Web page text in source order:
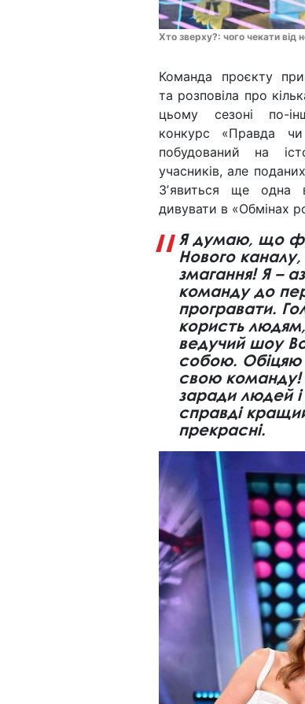
Хто зверху?: чого чекати
Команда проєкту
та розповіла про
цьому сезоні по-
конкурс «Правда
побудований на
учасників, але
Зʼявиться ще одна
дивувати в «Обмінах
Я думаю, що
Нового каналу,
змагання! Я –
команду до
програвати.
користь людям,
ведучий шоу
собою. Обіцяю
свою
заради людей
справді
прекрасні.